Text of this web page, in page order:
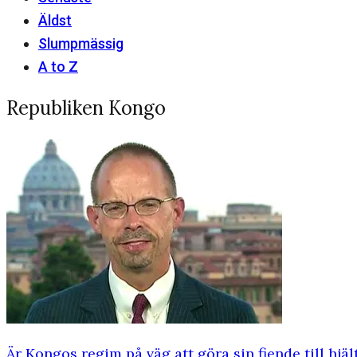
Äldst
Slumpmässig
A to Z
Republiken Kongo